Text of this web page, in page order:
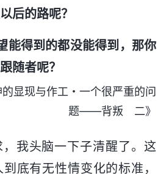
后的路呢？
能得到的都没能得到，那你
随者呢？
现与作工・一个很严重的问
题——背叛 二》
我头脑一下子清醒了。这
底有无性情变化的标准，